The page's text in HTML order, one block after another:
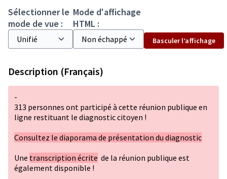
Sélectionner le
mode de vue :
Mode d'affichage
HTML :
Basculer l’affichage
Description (Français)
-
313 personnes ont participé à cette réunion publique en
ligne restituant le diagnostic citoyen !
Consultez le diaporama de présentation du diagnostic
Une transcription écrite de la réunion publique est
également disponible !